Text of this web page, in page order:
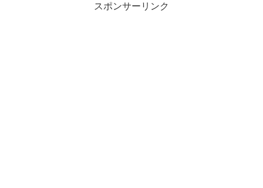
スポンサーリンク